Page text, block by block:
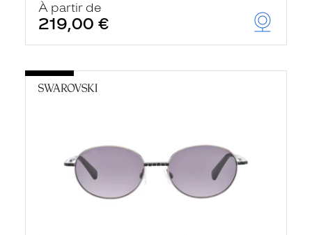
À partir de
219,00 €